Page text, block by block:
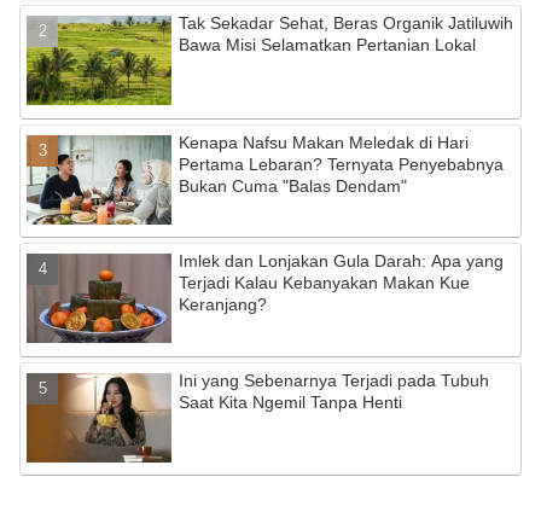
k
C
h
a
n
n
el
Tak Sekadar Sehat, Beras Organik Jatiluwih
Bawa Misi Selamatkan Pertanian Lokal
Kenapa Nafsu Makan Meledak di Hari
Pertama Lebaran? Ternyata Penyebabnya
Bukan Cuma "Balas Dendam"
Imlek dan Lonjakan Gula Darah: Apa yang
Terjadi Kalau Kebanyakan Makan Kue
Keranjang?
Ini yang Sebenarnya Terjadi pada Tubuh
Saat Kita Ngemil Tanpa Henti